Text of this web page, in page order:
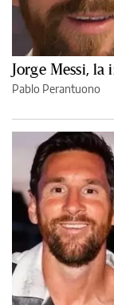
Jorge Messi,
Pablo Perantuono